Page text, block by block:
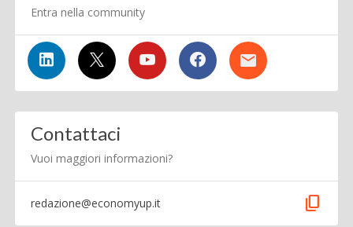
Entra nella community
Contattaci
Vuoi maggiori informazioni?
redazione@economyup.it content_copy